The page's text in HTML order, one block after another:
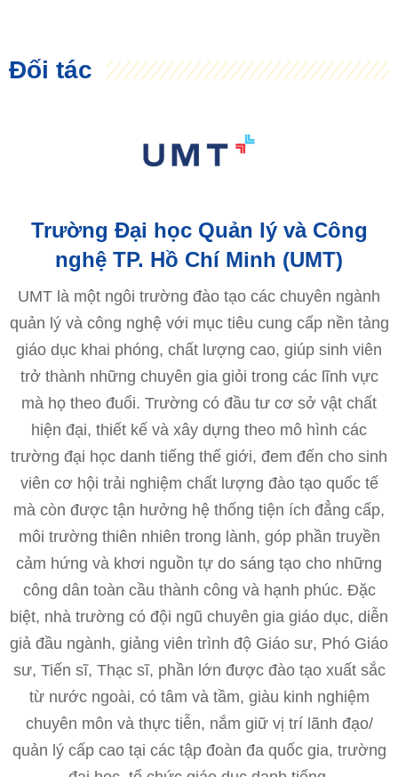
Đối tác
Trường Đại học Quản lý và Công
nghệ TP. Hồ Chí Minh (UMT)
UMT là một ngôi trường đào tạo các chuyên ngành
quản lý và công nghệ với mục tiêu cung cấp nền tảng
giáo dục khai phóng, chất lượng cao, giúp sinh viên
trở thành những chuyên gia giỏi trong các lĩnh vực
mà họ theo đuổi. Trường có đầu tư cơ sở vật chất
hiện đại, thiết kế và xây dựng theo mô hình các
trường đại học danh tiếng thế giới, đem đến cho sinh
viên cơ hội trải nghiệm chất lượng đào tạo quốc tế
mà còn được tận hưởng hệ thống tiện ích đẳng cấp,
môi trường thiên nhiên trong lành, góp phần truyền
cảm hứng và khơi nguồn tự do sáng tạo cho những
công dân toàn cầu thành công và hạnh phúc. Đặc
biệt, nhà trường có đội ngũ chuyên gia giáo dục, diễn
giả đầu ngành, giảng viên trình độ Giáo sư, Phó Giáo
sư, Tiến sĩ, Thạc sĩ, phần lớn được đào tạo xuất sắc
từ nước ngoài, có tâm và tầm, giàu kinh nghiệm
chuyên môn và thực tiễn, nắm giữ vị trí lãnh đạo/
quản lý cấp cao tại các tập đoàn đa quốc gia, trường